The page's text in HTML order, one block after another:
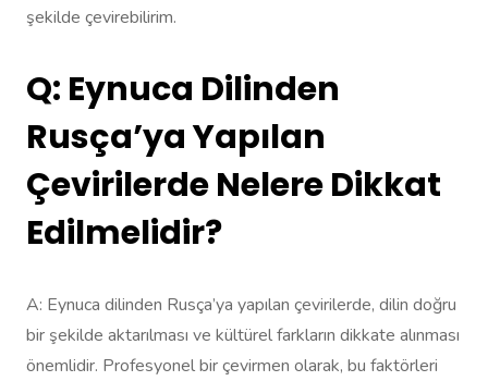
şekilde çevirebilirim.
Q: Eynuca Dilinden
Rusça’ya Yapılan
Çevirilerde Nelere Dikkat
Edilmelidir?
A: Eynuca dilinden Rusça’ya yapılan çevirilerde, dilin doğru
bir şekilde aktarılması ve kültürel farkların dikkate alınması
önemlidir. Profesyonel bir çevirmen olarak, bu faktörleri